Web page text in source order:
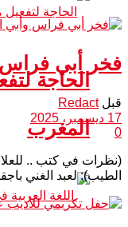
الحاجة
المغرب
فخر أبي
قبل Redact
17 ديسمبر، 2025
0
(نظرات في كتب ..
الطيب): لعبد الغني